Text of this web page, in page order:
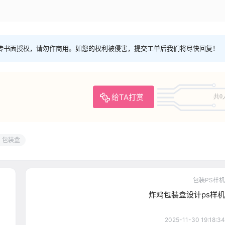
面授权，请勿作商用。如您的权利被侵害，提交工单后我们将尽快回复！
给TA打赏 共0
包装盒
包装PS样机
炸鸡包装盒设计ps样机
2025-11-30 19:18:34